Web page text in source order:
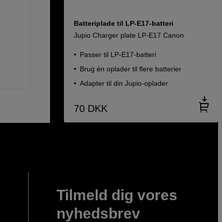
Batteriplade til LP-E17-batteri
Jupio Charger plate LP-E17 Canon
Passer til LP-E17-batteri
Brug én oplader til flere batterier
Adapter til din Jupio-oplader
70 DKK
Tilmeld dig vores
nyhedsbrev